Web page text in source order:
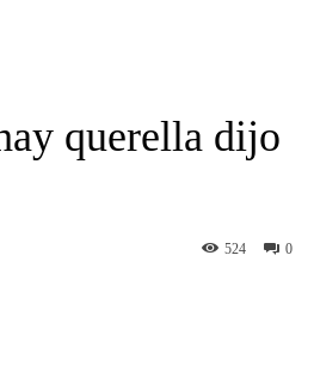
querella dijo
0
524